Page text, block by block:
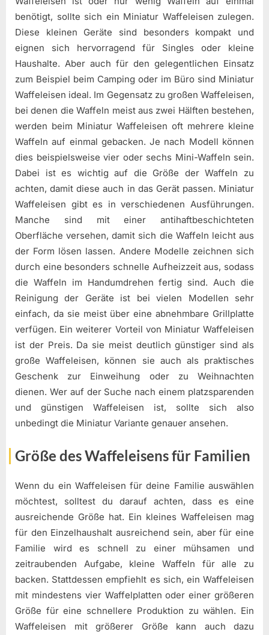
benötigt, sollte sich ein Miniatur Waffeleisen zulegen.
Diese kleinen Geräte sind besonders kompakt und
eignen sich hervorragend für Singles oder kleine
Haushalte. Aber auch für den gelegentlichen Einsatz
zum Beispiel beim Camping oder im Büro sind Miniatur
Waffeleisen ideal. Im Gegensatz zu großen Waffeleisen,
bei denen die Waffeln meist aus zwei Hälften bestehen,
werden beim Miniatur Waffeleisen oft mehrere kleine
Waffeln auf einmal gebacken. Je nach Modell können
dies beispielsweise vier oder sechs Mini-Waffeln sein.
Dabei ist es wichtig auf die Größe der Waffeln zu
achten, damit diese auch in das Gerät passen. Miniatur
Waffeleisen gibt es in verschiedenen Ausführungen.
Manche sind mit einer antihaftbeschichteten
Oberfläche versehen, damit sich die Waffeln leicht aus
der Form lösen lassen. Andere Modelle zeichnen sich
durch eine besonders schnelle Aufheizzeit aus, sodass
die Waffeln im Handumdrehen fertig sind. Auch die
Reinigung der Geräte ist bei vielen Modellen sehr
einfach, da sie meist über eine abnehmbare Grillplatte
verfügen. Ein weiterer Vorteil von Miniatur Waffeleisen
ist der Preis. Da sie meist deutlich günstiger sind als
große Waffeleisen, können sie auch als praktisches
Geschenk zur Einweihung oder zu Weihnachten
dienen. Wer auf der Suche nach einem platzsparenden
und günstigen Waffeleisen ist, sollte sich also
unbedingt die Miniatur Variante genauer ansehen.
Größe des Waffeleisens für Familien
Wenn du ein Waffeleisen für deine Familie auswählen
möchtest, solltest du darauf achten, dass es eine
ausreichende Größe hat. Ein kleines Waffeleisen mag
für den Einzelhaushalt ausreichend sein, aber für eine
Familie wird es schnell zu einer mühsamen und
zeitraubenden Aufgabe, kleine Waffeln für alle zu
backen. Stattdessen empfiehlt es sich, ein Waffeleisen
mit mindestens vier Waffelplatten oder einer größeren
Größe für eine schnellere Produktion zu wählen. Ein
Waffeleisen mit größerer Größe kann auch dazu